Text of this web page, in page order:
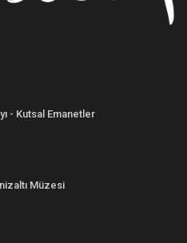
- Kutsal Emanetler
Müzesi